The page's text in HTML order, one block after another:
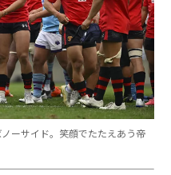
ーサイド。笑顔でたたえあう帝